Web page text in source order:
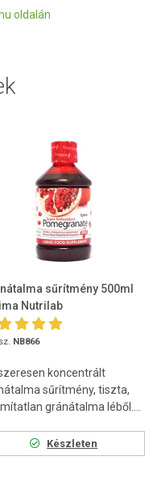
oldalán
sűrítmény 500ml
Nutrilab
NB866
koncentrált
sűrítmény, tiszta,
gránátalma léből....
Készleten